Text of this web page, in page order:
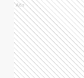
Ads